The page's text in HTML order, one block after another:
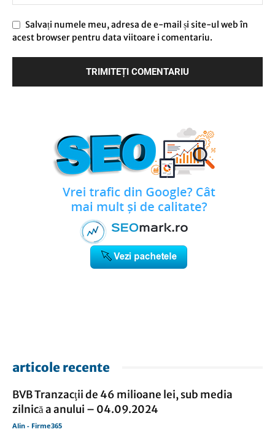
Salvați numele meu, adresa de e-mail și site-ul web în
acest browser pentru data viitoare i comentariu.
articole recente
BVB Tranzacţii de 46 milioane lei, sub media
zilnică a anului – 04.09.2024
Alin - Firme365